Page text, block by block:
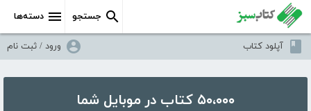
دسته‌ها جستجو
آپلود کتاب ورود / ثبت نام
۵۰،۰۰۰ کتاب در موبایل شما